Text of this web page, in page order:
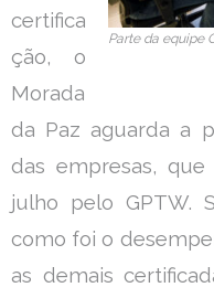
Parte da equipe
certifica
ção, o
Morada
da Paz aguarda a
das empresas,
julho pelo GPTW.
como foi o
as demais